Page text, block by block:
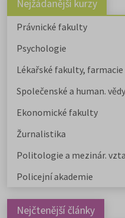
Nejžádanější kurzy
Právnické fakulty
Psychologie
Lékařské fakulty, farmacie
Společenské a human. vědy
Ekonomické fakulty
Žurnalistika
Politologie a mezinár.
Policejní akademie
Nejčtenější články